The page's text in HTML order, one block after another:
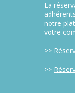
La
notre
votre
>>
>>